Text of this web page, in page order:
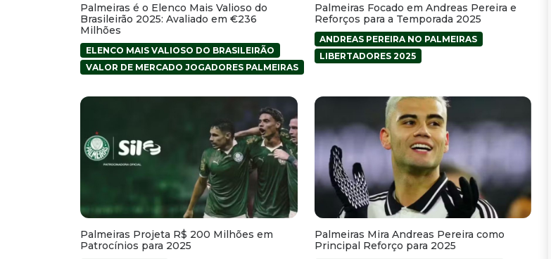
Palmeiras é o Elenco Mais Valioso do
Brasileirão 2025: Avaliado em €236
Milhões
ELENCO MAIS VALIOSO DO BRASILEIRÃO
VALOR DE MERCADO JOGADORES PALMEIRAS
Palmeiras Focado em Andreas Pereira e
Reforços para a Temporada 2025
ANDREAS PEREIRA NO PALMEIRAS
LIBERTADORES 2025
Palmeiras Projeta R$ 200 Milhões em
Patrocínios para 2025
Palmeiras Mira Andreas Pereira como
Principal Reforço para 2025